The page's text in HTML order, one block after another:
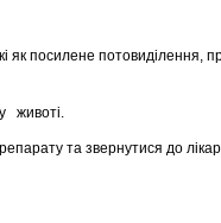
як посилене потовиділення,
животі.
та звернутися до